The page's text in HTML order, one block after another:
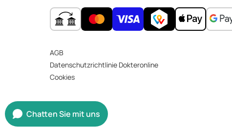
AGB
Datenschutzrichtlinie Dokteronline
Cookies
Chatten Sie mit uns